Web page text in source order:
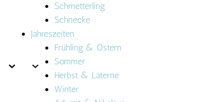
Schmetterling
Schnecke
Jahreszeiten
Frühling & Ostern
Sommer
Herbst & Laterne
Winter